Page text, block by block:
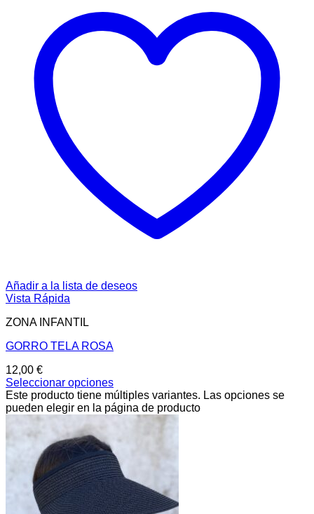
Añadir a la lista de deseos
Vista Rápida
ZONA INFANTIL
GORRO TELA ROSA
12,00 €
Seleccionar opciones
Este producto tiene múltiples variantes. Las opciones se
pueden elegir en la página de producto